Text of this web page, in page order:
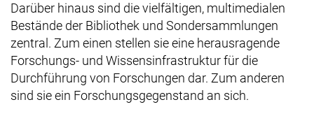
Darüber hinaus sind die vielfältigen, multimedialen
Bestände der Bibliothek und Sondersammlungen
zentral. Zum einen stellen sie eine herausragende
Forschungs- und Wissensinfrastruktur für die
Durchführung von Forschungen dar. Zum anderen
sind sie ein Forschungsgegenstand an sich.